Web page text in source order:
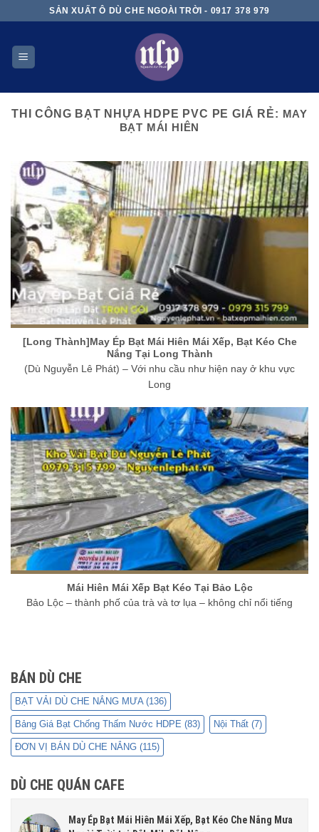
content
SẢN XUẤT Ô DÙ CHE NGOÀI TRỜI - 0917 378 979
THI CÔNG BẠT NHỰA HDPE PVC PE GIÁ RẺ: MAY
BẠT MÁI HIÊN
[Long Thành]May Ép Bạt Mái Hiên Mái Xếp, Bạt Kéo Che
Nắng Tại Long Thành
(Dù Nguyễn Lê Phát) – Với nhu cầu như hiện nay ở khu vực
Long
Mái Hiên Mái Xếp Bạt Kéo Tại Bảo Lộc
Bảo Lộc – thành phố của trà và tơ lụa – không chỉ nổi tiếng
BÁN DÙ CHE
BẠT VẢI DÙ CHE NẮNG MƯA (136)
Bảng Giá Bạt Chống Thấm Nước HDPE (83) Nội Thất (7)
ĐƠN VỊ BÁN DÙ CHE NẮNG (115)
DÙ CHE QUÁN CAFE
May Ép Bạt Mái Hiên Mái Xếp, Bạt Kéo Che Nắng Mưa